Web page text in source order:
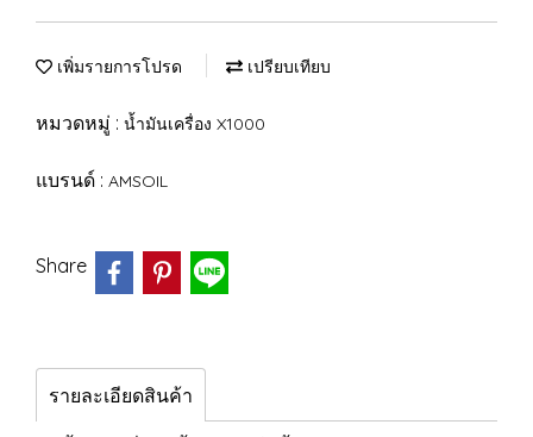
เพิ่มรายการโปรด เปรียบเทียบ
หมวดหมู่ : น้ำมันเครื่อง X1000
แบรนด์ : AMSOIL
Share
รายละเอียดสินค้า